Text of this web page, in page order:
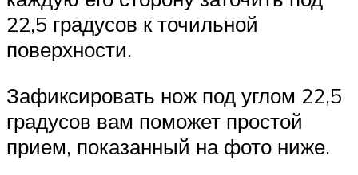
22,5 градусов к точильной
поверхности.
Зафиксировать нож под углом 22,5
градусов вам поможет простой
прием, показанный на фото ниже.